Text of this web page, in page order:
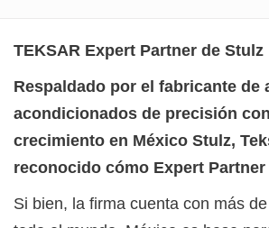
TEKSAR Expert Partner de Stulz
Respaldado por el fabricante de
acondicionados de precisión
crecimiento en México Stulz,
reconocido cómo Expert Partner
Si bien, la firma cuenta con más